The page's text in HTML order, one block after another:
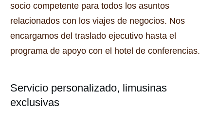
socio competente para todos los asuntos
relacionados con los viajes de negocios. Nos
encargamos del traslado ejecutivo hasta el
programa de apoyo con el hotel de conferencias.
Servicio personalizado, limusinas
exclusivas